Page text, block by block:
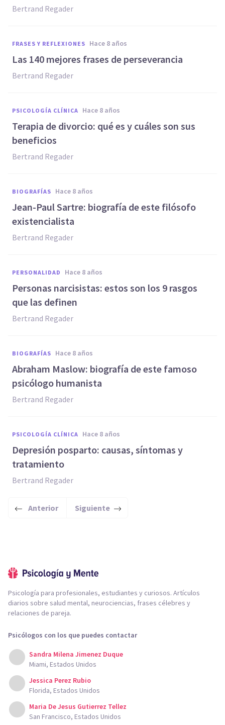
Bertrand Regader
FRASES Y REFLEXIONES hace 8 años
Las 140 mejores frases de perseverancia
Bertrand Regader
PSICOLOGÍA CLÍNICA hace 8 años
Terapia de divorcio: qué es y cuáles son sus
beneficios
Bertrand Regader
BIOGRAFÍAS hace 8 años
Jean-Paul Sartre: biografía de este filósofo
existencialista
Bertrand Regader
PERSONALIDAD hace 8 años
Personas narcisistas: estos son los 9 rasgos
que las definen
Bertrand Regader
BIOGRAFÍAS hace 8 años
Abraham Maslow: biografía de este famoso
psicólogo humanista
Bertrand Regader
PSICOLOGÍA CLÍNICA hace 8 años
Depresión posparto: causas, síntomas y
tratamiento
Bertrand Regader
Anterior Siguiente
Psicología para profesionales, estudiantes y curiosos. Artículos
diarios sobre salud mental, neurociencias, frases célebres y
relaciones de pareja.
Psicólogos con los que puedes contactar
Sandra Milena Jimenez Duque
Miami, Estados Unidos
Jessica Perez Rubio
Florida, Estados Unidos
Maria De Jesus Gutierrez Tellez
San Francisco, Estados Unidos